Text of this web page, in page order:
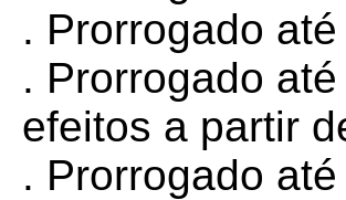
. Prorrogado
. Prorrogado
efeitos a partir
. Prorrogado